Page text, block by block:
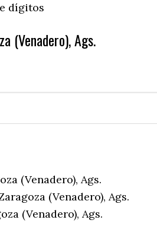
dígitos
(Venadero), Ags.
(Venadero), Ags.
(Venadero), Ags.
(Venadero), Ags.